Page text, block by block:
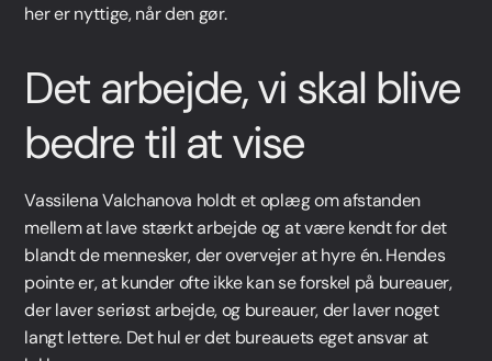
her er nyttige, når den gør.
Det arbejde, vi skal blive
bedre til at vise
Vassilena Valchanova holdt et oplæg om afstanden
mellem at lave stærkt arbejde og at være kendt for det
blandt de mennesker, der overvejer at hyre én. Hendes
pointe er, at kunder ofte ikke kan se forskel på bureauer,
der laver seriøst arbejde, og bureauer, der laver noget
langt lettere. Det hul er det bureauets eget ansvar at